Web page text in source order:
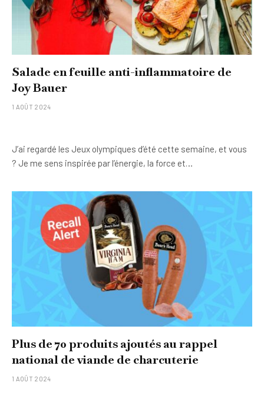
Salade en feuille anti-inflammatoire de
Joy Bauer
1 AOÛT 2024
J’ai regardé les Jeux olympiques d’été cette semaine, et vous
? Je me sens inspirée par l’énergie, la force et…
Plus de 70 produits ajoutés au rappel
national de viande de charcuterie
1 AOÛT 2024